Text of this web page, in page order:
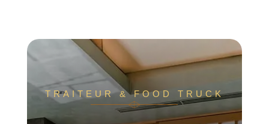
TRAITEUR & FOOD TRUCK